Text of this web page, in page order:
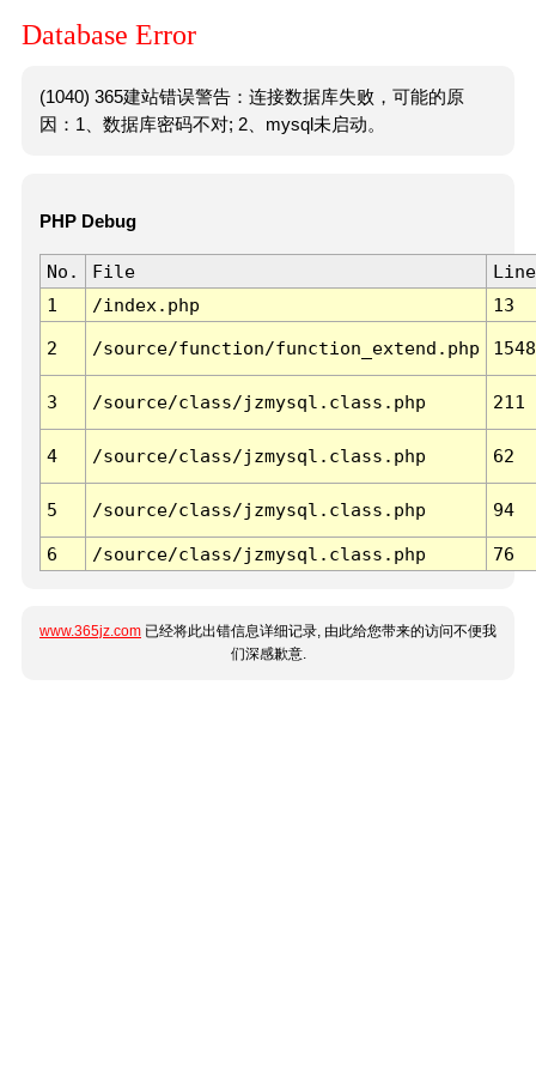
Database Error
(1040) 365建站错误警告：连接数据库失败，可能的原
因：1、数据库密码不对; 2、mysql未启动。
PHP Debug
No. File
Line
1
/index.php 13
2 /source/function/function_extend.php 1548
3 /source/class/jzmysql.class.php 211
4 /source/class/jzmysql.class.php 62
5 /source/class/jzmysql.class.php 94
6 /source/class/jzmysql.class.php 76
www.365jz.com 已经将此出错信息详细记录, 由此给您带来的访问不便我
们深感歉意.